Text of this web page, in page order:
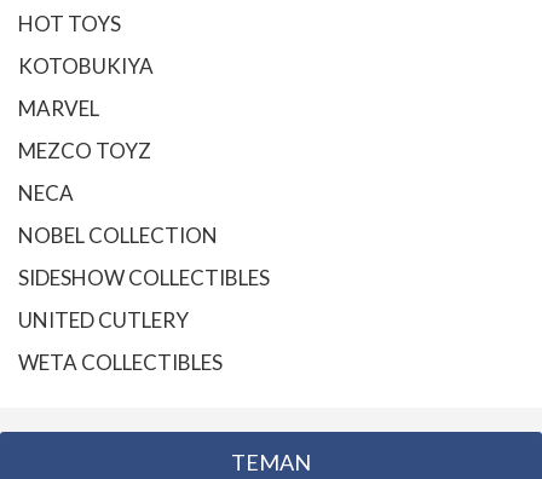
HOT TOYS
KOTOBUKIYA
MARVEL
MEZCO TOYZ
NECA
NOBEL COLLECTION
SIDESHOW COLLECTIBLES
UNITED CUTLERY
WETA COLLECTIBLES
TEMAN